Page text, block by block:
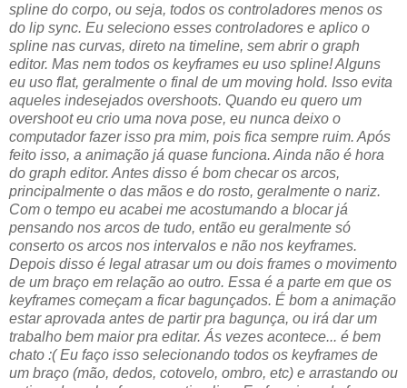
spline do corpo, ou seja, todos os controladores menos os
do lip sync. Eu seleciono esses controladores e aplico o
spline nas curvas, direto na timeline, sem abrir o graph
editor. Mas nem todos os keyframes eu uso spline! Alguns
eu uso flat, geralmente o final de um moving hold. Isso evita
aqueles indesejados overshoots. Quando eu quero um
overshoot eu crio uma nova pose, eu nunca deixo o
computador fazer isso pra mim, pois fica sempre ruim. Após
feito isso, a animação já quase funciona. Ainda não é hora
do graph editor. Antes disso é bom checar os arcos,
principalmente o das mãos e do rosto, geralmente o nariz.
Com o tempo eu acabei me acostumando a blocar já
pensando nos arcos de tudo, então eu geralmente só
conserto os arcos nos intervalos e não nos keyframes.
Depois disso é legal atrasar um ou dois frames o movimento
de um braço em relação ao outro. Essa é a parte em que os
keyframes começam a ficar bagunçados. É bom a animação
estar aprovada antes de partir pra bagunça, ou irá dar um
trabalho bem maior pra editar. Ás vezes acontece... é bem
chato :( Eu faço isso selecionando todos os keyframes de
um braço (mão, dedos, cotovelo, ombro, etc) e arrastando ou